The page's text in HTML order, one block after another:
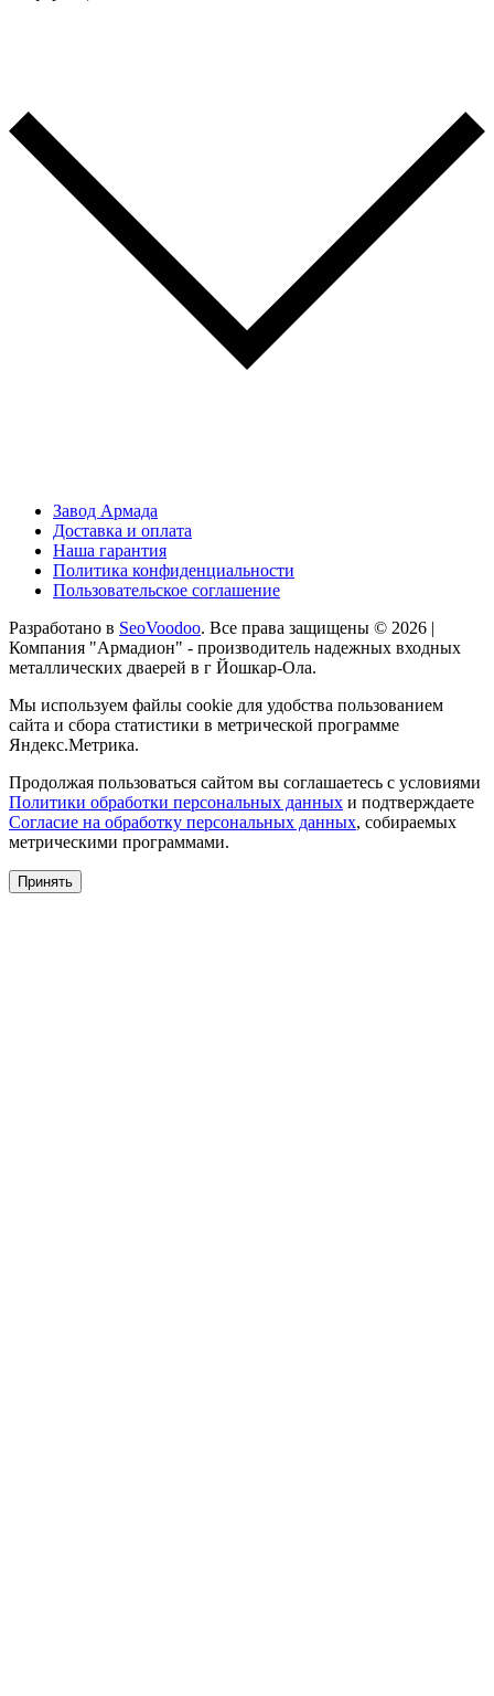
Завод Армада
Доставка и оплата
Наша гарантия
Политика конфиденциальности
Пользовательское соглашение
Разработано в SeoVoodoo. Все права защищены © 2026 |
Компания "Армадион" - производитель надежных входных
металлических дваерей в г Йошкар-Ола.
Мы используем файлы cookie для удобства пользованием
сайта и сбора статистики в метрической программе
Яндекс.Метрика.
Продолжая пользоваться сайтом вы соглашаетесь с условиями
Политики обработки персональных данных и подтверждаете
Согласие на обработку персональных данных, собираемых
метрическими программами.
Принять